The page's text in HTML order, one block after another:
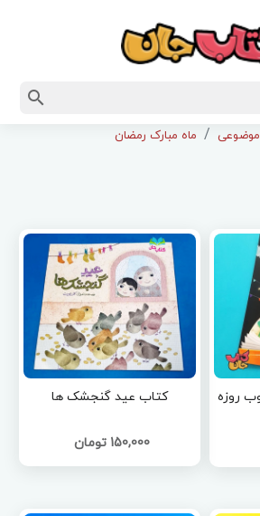
ماه مبارک رمضان
روزه
کتاب عید گنجشک ها
150,000 تومان